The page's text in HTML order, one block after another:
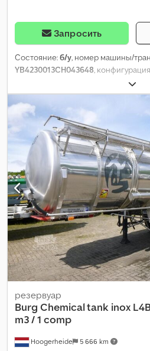
Запросить
Состояние:б/у, номер машины/
YB4230013CH043648,
, общая длина:
2 500 мм, общая высота:3 600 мм,
шины:
385/65 R22.5 ,
Оборудование:ABS
Hoogerheide 5 666 km
резервуар
Burg Chemical tank inox
m3 / 1 comp